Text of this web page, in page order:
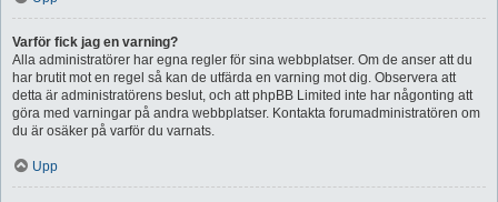
Varför fick jag en varning?
Alla administratörer har egna regler för sina webbplatser. Om de anser att du
har brutit mot en regel så kan de utfärda en varning mot dig. Observera att
detta är administratörens beslut, och att phpBB Limited inte har någonting att
göra med varningar på andra webbplatser. Kontakta forumadministratören om
du är osäker på varför du varnats.
Upp